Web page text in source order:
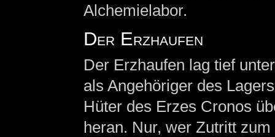
Alchemielabor.
Der Erzhaufen
Der Erzhaufen lag tief
als Angehöriger des
Hüter des Erzes Cronos
heran. Nur, wer Zutritt